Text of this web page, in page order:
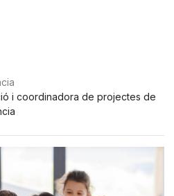
i coordinadora de projectes de